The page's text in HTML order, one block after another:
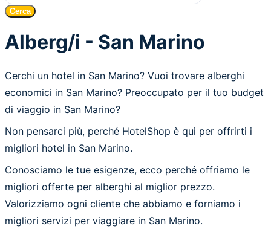
Cerca
Alberg/i - San Marino
Cerchi un hotel in San Marino? Vuoi trovare alberghi
economici in San Marino? Preoccupato per il tuo budget
di viaggio in San Marino?
Non pensarci più, perché HotelShop è qui per offrirti i
migliori hotel in San Marino.
Conosciamo le tue esigenze, ecco perché offriamo le
migliori offerte per alberghi al miglior prezzo.
Valorizziamo ogni cliente che abbiamo e forniamo i
migliori servizi per viaggiare in San Marino.